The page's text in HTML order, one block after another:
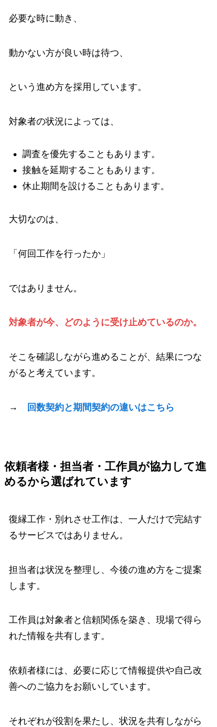
必要な時に動き、
動かない方が良い時は待つ、
という進め方を採用しています。
対象者の状況によっては、
調査を優先することもあります。
接触を延期することもあります。
休止期間を設けることもあります。
大切なのは、
「何回工作を行ったか」
ではありません。
対象者が今、どのように受け止めているのか。
そこを確認しながら進めることが、結果につな
がると考えています。
→ 回数契約と期間契約の違いはこちら
依頼者様・担当者・工作員が協力して進
めるから選ばれています
復縁工作・別れさせ工作は、一人だけで完結す
るサービスではありません。
担当者は状況を整理し、今後の進め方をご提案
します。
工作員は対象者と信頼関係を築き、現場で得ら
れた情報を共有します。
依頼者様には、必要に応じて情報提供や自己改
善へのご協力をお願いしています。
それぞれが役割を果たし、状況を共有しながら